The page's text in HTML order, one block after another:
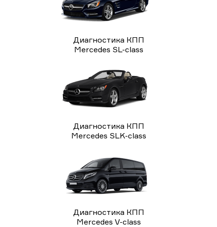
Диагностика КПП
Mercedes SL-class
Диагностика КПП
Mercedes SLK-class
Диагностика КПП
Mercedes V-class